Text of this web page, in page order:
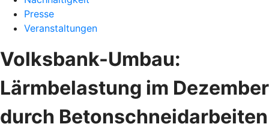
Presse
Veranstaltungen
Volksbank-Umbau:
Lärmbelastung im Dezember
durch Betonschneidarbeiten